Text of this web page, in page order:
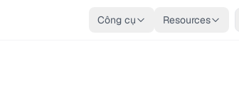
Công cụ Resources